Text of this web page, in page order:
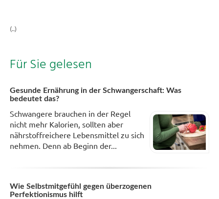
(..)
Für Sie gelesen
Gesunde Ernährung in der Schwangerschaft: Was
bedeutet das?
Schwangere brauchen in der Regel
nicht mehr Kalorien, sollten aber
nährstoffreichere Lebensmittel zu sich
nehmen. Denn ab Beginn der...
Wie Selbstmitgefühl gegen überzogenen
Perfektionismus hilft